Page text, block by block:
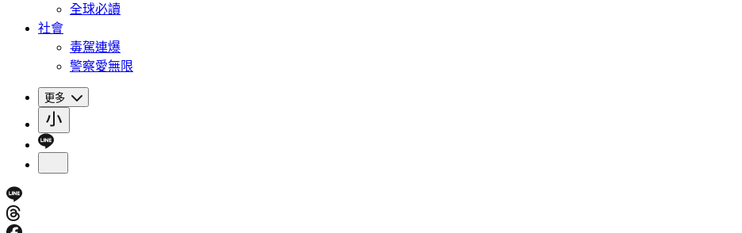
全球必讀
社會
毒駕連爆
警察愛無限
更多